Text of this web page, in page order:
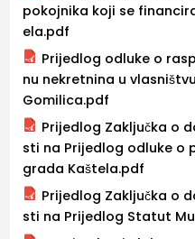
pokojnika koji se
ela.pdf
Prijedlog odluke o
nu nekretnina u
Gomilica.pdf
Prijedlog Zaključka o
sti na Prijedlog odluke o
grada Kaštela.pdf
Prijedlog Zaključka o
sti na Prijedlog Statut